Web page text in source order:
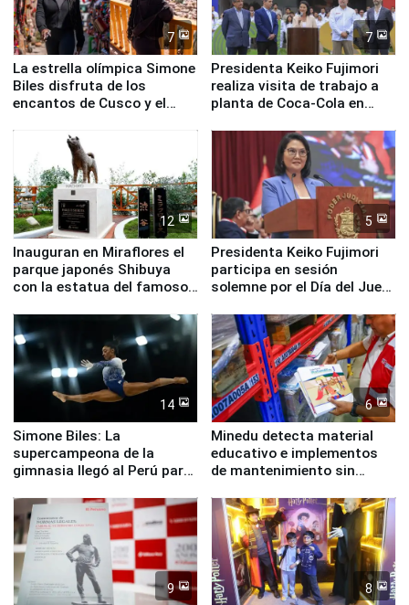
7
La estrella olímpica Simone
Biles disfruta de los
encantos de Cusco y el
7
Presidenta Keiko Fujimori
realiza visita de trabajo a
planta de Coca-Cola en
12
Inauguran en Miraflores el
parque japonés Shibuya
con la estatua del famoso
5
Presidenta Keiko Fujimori
participa en sesión
solemne por el Día del Juez
14
Simone Biles: La
supercampeona de la
gimnasia llegó al Perú para
Panamericanos Lima 2027
6
Minedu detecta material
educativo e implementos
de mantenimiento sin
la UGEL 2
9 8